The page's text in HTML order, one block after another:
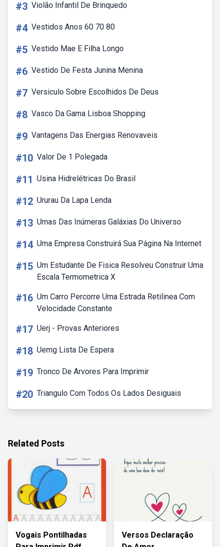
#3 Violão Infantil De Brinquedo
#4 Vestidos Anos 60 70 80
#5 Vestido Mae E Filha Longo
#6 Vestido De Festa Junina Menina
#7 Versiculo Sobre Escolhidos De Deus
#8 Vasco Da Gama Lisboa Shopping
#9 Vantagens Das Energias Renovaveis
#10 Valor De 1 Polegada
#11 Usina Hidrelétricas Do Brasil
#12 Ururau Da Lapa Lenda
#13 Umas Das Inúmeras Galáxias Do Universo
#14 Uma Empresa Construirá Sua Página Na Internet
#15 Um Estudante De Fisica Resolveu Construir Uma
Escala Termometrica X
#16 Um Carro Percorre Uma Estrada Retilinea Com
Velocidade Constante
#17 Uerj - Provas Anteriores
#18 Uemg Lista De Espera
#19 Tronco De Arvores Para Imprimir
#20 Triangulo Com Todos Os Lados Desiguais
Related Posts
Vogais Pontilhadas
Versos Declaração